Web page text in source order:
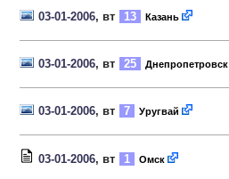
03-01-2006, вт 13 Казань
03-01-2006, вт 25 Днепропетровск
03-01-2006, вт 7 Уругвай
03-01-2006, вт 1 Омск